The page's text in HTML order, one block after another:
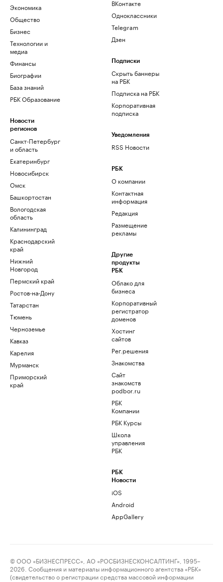
Экономика
Общество
Бизнес
Технологии и
медиа
Финансы
Биографии
База знаний
РБК Образование
Новости
регионов
Санкт-Петербург
и область
Екатеринбург
Новосибирск
Омск
Башкортостан
Вологодская
область
Калининград
Краснодарский
край
Нижний
Новгород
Пермский край
Ростов-на-Дону
Татарстан
Тюмень
Черноземье
Кавказ
Карелия
Мурманск
Приморский
край
ВКонтакте
Одноклассники
Telegram
Дзен
Подписки
Скрыть баннеры
на РБК
Подписка на РБК
Корпоративная
подписка
Уведомления
RSS Новости
РБК
О компании
Контактная
информация
Редакция
Размещение
рекламы
Другие
продукты
РБК
Облако для
бизнеса
Корпоративный
регистратор
доменов
Хостинг
сайтов
Рег.решения
Знакомства
Сайт
знакомств
podbor.ru
РБК
Компании
РБК Курсы
Школа
управления
РБК
РБК
Новости
iOS
Android
AppGallery
© ООО «БИЗНЕСПРЕСС», АО «РОСБИЗНЕСКОНСАЛТИНГ», 1995–
2026. Сообщения и материалы информационного агентства «РБК»
(свидетельство о регистрации средства массовой информации